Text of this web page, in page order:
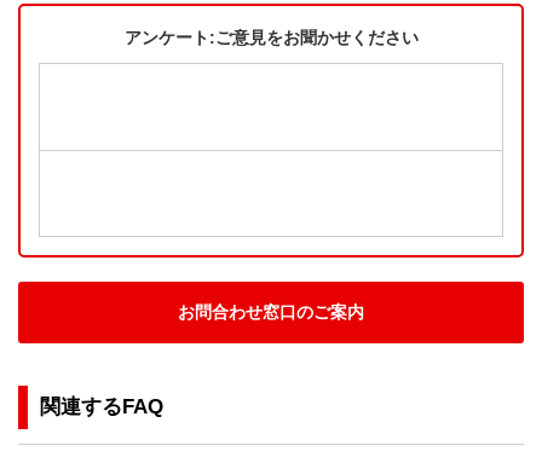
アンケート:ご意見をお聞かせください
お問合わせ窓口のご案内
関連するFAQ